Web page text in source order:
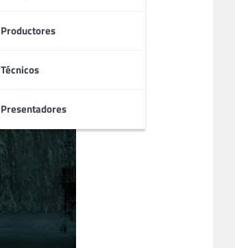
Productores
Técnicos
Presentadores